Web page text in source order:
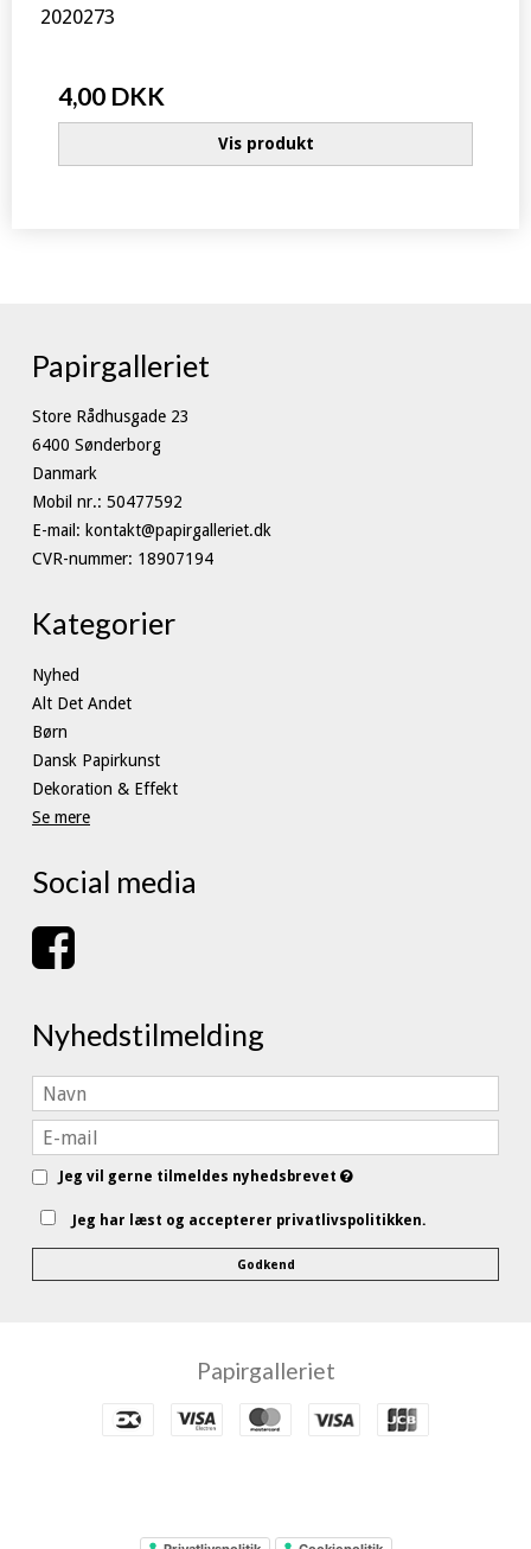
2020273
4,00 DKK
Vis produkt
Papirgalleriet
Store Rådhusgade 23
6400 Sønderborg
Danmark
Mobil nr.: 50477592
E-mail : kontakt@papirgalleriet.dk
CVR-nummer: 18907194
Kategorier
Nyhed
Alt Det Andet
Børn
Dansk Papirkunst
Dekoration & Effekt
Se mere
Social media
Nyhedstilmelding
Jeg vil gerne tilmeldes nyhedsbrevet
Jeg har læst og accepterer privatlivspolitikken.
Godkend
Papirgalleriet